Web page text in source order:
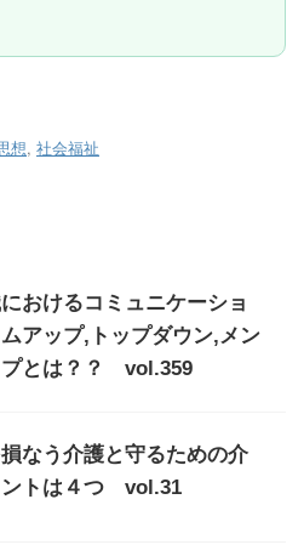
想, 社会福祉
おけるコミュニケーショ
アップ,トップダウン,メン
プとは？？ vol.359
損なう介護と守るための介
ントは４つ vol.31